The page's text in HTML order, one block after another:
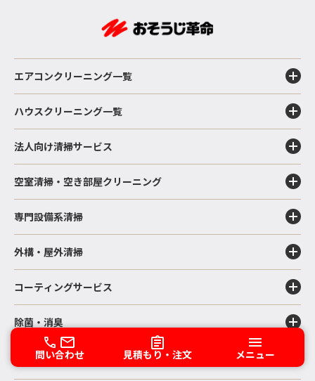
問い合わせ 見積もり・注文 メニュー
エアコンクリーニング一覧
ハウスクリーニング一覧
法人向け清掃サービス
空室清掃・空き部屋クリーニング
専門設備系清掃
外構・屋外清掃
コーティングサービス
除菌・消臭
壁紙復元塗装